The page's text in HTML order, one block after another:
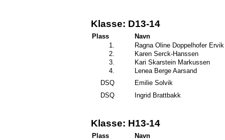
Klasse: D13-14
Plass
Navn
1.
Ragna Oline Doppelhofer Ervik
2.
Karen Serck-Hanssen
3.
Kari Skarstein Markussen
4.
Lenea Berge Aarsand
DSQ
Emilie Solvik
DSQ
Ingrid Brattbakk
Klasse: H13-14
Plass
Navn